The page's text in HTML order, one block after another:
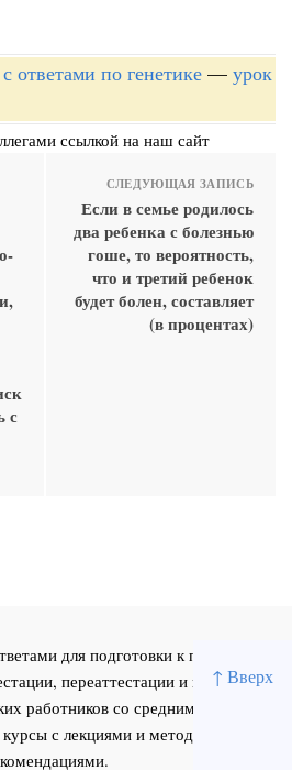
↑ Вверх
ответами по генетике — урок
ссылкой на наш сайт
с
СЛЕДУЮЩАЯ ЗАПИСЬ
Если в семье родилось
два ребенка с болезнью
гоше, то вероятность,
что и третий ребенок
будет болен, составляет
(в процентах)
для подготовки к первичной
переаттестации и повышения
работников со средним и высшим
с лекциями и методическими